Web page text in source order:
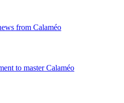
from Calaméo
to master Calaméo